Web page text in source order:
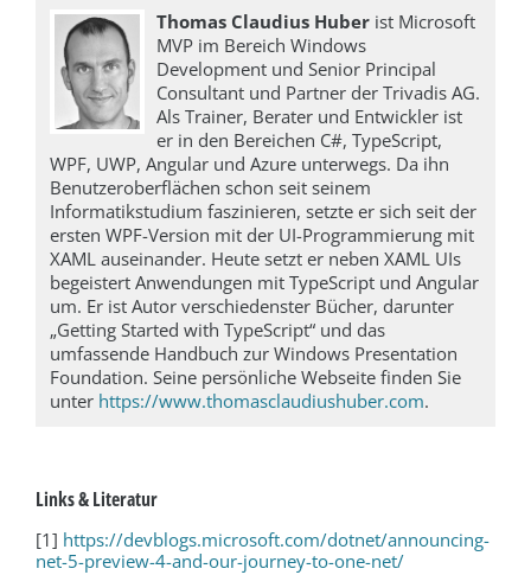
Thomas Claudius Huber ist Microsoft
MVP im Bereich Windows
Development und Senior Principal
Consultant und Partner der Trivadis AG.
Als Trainer, Berater und Entwickler ist
er in den Bereichen C#, TypeScript,
WPF, UWP, Angular und Azure unterwegs. Da ihn
Benutzeroberflächen schon seit seinem
Informatikstudium faszinieren, setzte er sich seit der
ersten WPF-Version mit der UI-Programmierung mit
XAML auseinander. Heute setzt er neben XAML UIs
begeistert Anwendungen mit TypeScript und Angular
um. Er ist Autor verschiedenster Bücher, darunter
„Getting Started with TypeScript“ und das
umfassende Handbuch zur Windows Presentation
Foundation. Seine persönliche Webseite finden Sie
unter https://www.thomasclaudiushuber.com.
Links & Literatur
[1] https://devblogs.microsoft.com/dotnet/announcing-
net-5-preview-4-and-our-journey-to-one-net/